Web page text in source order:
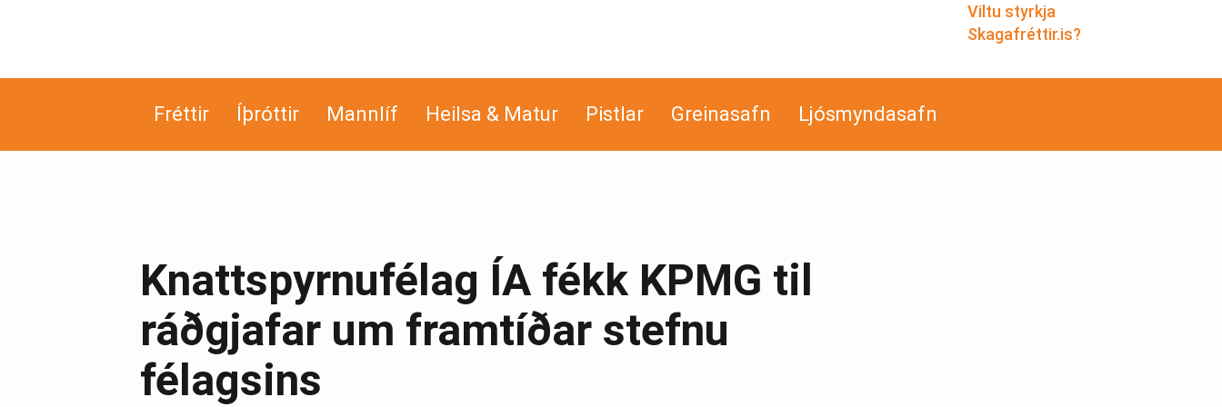
Viltu styrkja
Skagafréttir.is?
Fréttir Íþróttir Mannlíf Heilsa & Matur Pistlar Greinasafn Ljósmyndasafn
Knattspyrnufélag ÍA fékk KPMG til
ráðgjafar um framtíðar stefnu
félagsins